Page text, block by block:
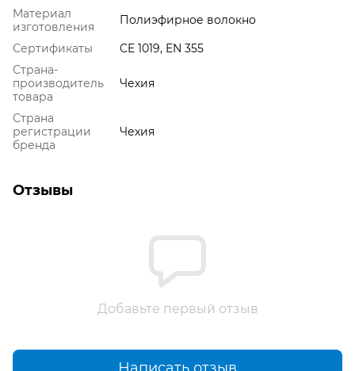
Материал
изготовления
Полиэфирное волокно
Сертификаты
CE 1019, EN 355
Страна-
производитель
товара
Чехия
Страна
регистрации
бренда
Чехия
Отзывы
Добавьте первый отзыв